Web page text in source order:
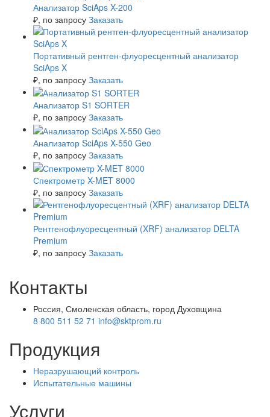
Анализатор SciAps X-200
₽, по запросу Заказать
Портативный рентген-флуоресцентный анализатор
SciAps X
₽, по запросу Заказать
Анализатор S1 SORTER
₽, по запросу Заказать
Анализатор SciAps X-550 Geo
₽, по запросу Заказать
Спектрометр X-MET 8000
₽, по запросу Заказать
Рентгенофлуоресцентный (XRF) анализатор DELTA
Premium
₽, по запросу Заказать
Контакты
Россия, Смоленская область, город Духовщина
8 800 511 52 71 info@sktprom.ru
Продукция
Неразрушающий контроль
Испытательные машины
Услуги